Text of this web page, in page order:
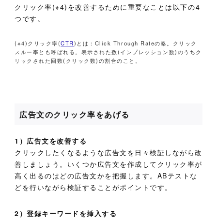
クリック率(※4)を改善するために重要なことは以下の4
つです。
(※4)クリック率(CTR)とは：Click Through Rateの略。クリック
スルー率とも呼ばれる。表示された数(インプレッション数)のうちク
リックされた回数(クリック数)の割合のこと。
広告文のクリック率をあげる
1）広告文を改善する
クリックしたくなるような広告文を日々検証しながら改
善しましょう。いくつか広告文を作成してクリック率が
高く出るのはどの広告文かを把握します。ABテストな
どを行いながら検証することがポイントです。
2）登録キーワードを挿入する